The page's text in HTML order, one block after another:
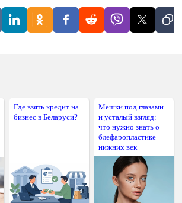
Где взять кредит на
бизнес в Беларуси?
Мешки под глазами
и усталый взгляд:
что нужно знать о
блефаропластике
нижних век